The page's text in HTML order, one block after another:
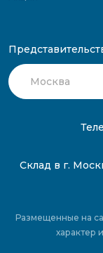
Склад в г.
Размещенные на
характер